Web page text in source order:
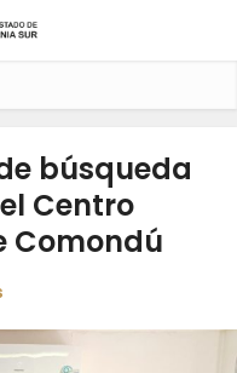
búsqueda
Centro
Comondú